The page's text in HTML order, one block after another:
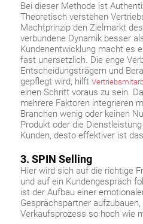
Bei dieser Methode ist
Theoretisch verstehen
Machtprinzip den Zielmarkt
verbundene Dynamik besser
Kundenentwicklung macht es
fast unersetzlich. Die enge
Entscheidungsträgern und
gepflegt wird, hilft
einen Schritt voraus zu sein.
mehrere Faktoren integrieren
Branchen wenig oder keinen
Produkt oder die
Kunden, desto effektiver ist
3. SPIN Selling
Hier wird sich auf die richtige
und auf ein Kundengespräch
ist der Aufbau einer
Gesprächspartner
Verkaufsprozess so hoch wie